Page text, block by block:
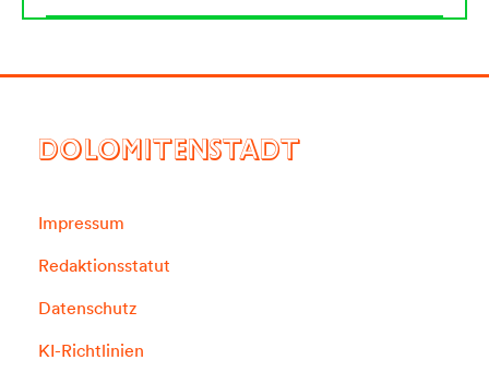
DOLOMITENSTADT
Impressum
Redaktionsstatut
Datenschutz
KI-Richtlinien